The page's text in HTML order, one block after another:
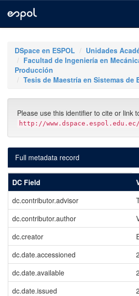
navigationDSpace en ESPOL
Unidades
Facultad de Ingeniería en
Producción
Tesis de Maestría en Sistemas de
Please use this identifier to cite or link
http://www.dspace.espol.edu.ec/
Full metadata record
DC Field
dc.contributor.advisor
dc.contributor.author
dc.creator
dc.date.accessioned
dc.date.available
dc.date.issued